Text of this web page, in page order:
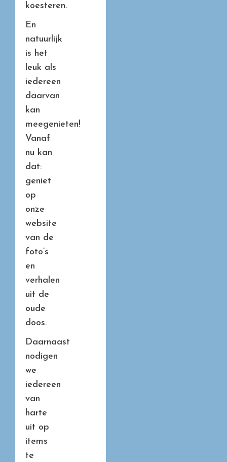
koesteren.
En
natuurlijk
is het
leuk als
iedereen
daarvan
kan
meegenieten!
Vanaf
nu kan
dat:
geniet
op
onze
website
van de
foto’s
en
verhalen
uit de
oude
doos.
Daarnaast
nodigen
we
iedereen
van
harte
uit op
items
te